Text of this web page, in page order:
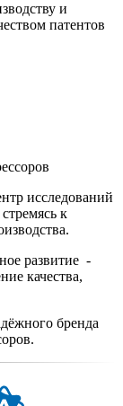
и
патентов
исследований
к
развитие -
качества,
бренда